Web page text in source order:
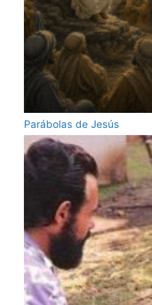
Parábolas de Jesús